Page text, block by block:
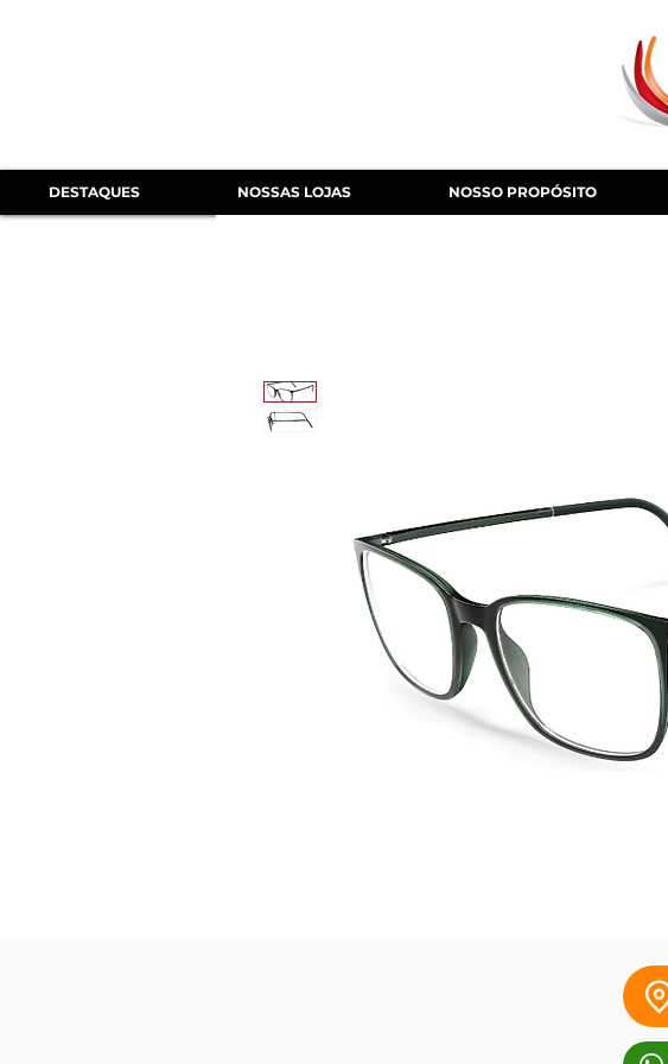
DESTAQUES NOSSAS LOJAS NOSSO PROPÓSITO